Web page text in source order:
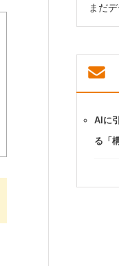
まだ
AIに
る「